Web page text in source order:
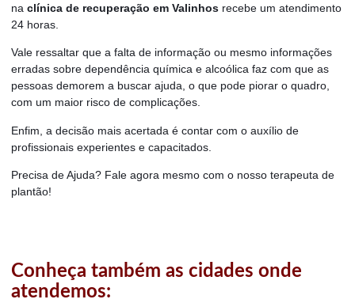
na clínica de recuperação em Valinhos recebe um atendimento
24 horas.
Vale ressaltar que a falta de informação ou mesmo informações
erradas sobre dependência química e alcoólica faz com que as
pessoas demorem a buscar ajuda, o que pode piorar o quadro,
com um maior risco de complicações.
Enfim, a decisão mais acertada é contar com o auxílio de
profissionais experientes e capacitados.
Precisa de Ajuda? Fale agora mesmo com o nosso terapeuta de
plantão!
Conheça também as cidades onde
atendemos: